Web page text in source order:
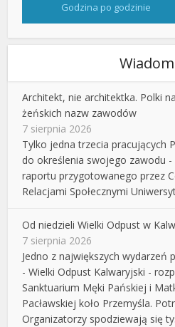
Godzina po godzinie
Architekt, nie architektka. Polki
żeńskich nazw zawodów
7 sierpnia 2026
Tylko jedna trzecia pracujących
do określenia swojego zawodu
raportu przygotowanego przez
Relacjami Społecznymi
Od niedzieli Wielki Odpust w
7 sierpnia 2026
Jedno z największych wydarzeń
- Wielki Odpust Kalwaryjski -
Sanktuarium Męki Pańskiej i
Pacławskiej koło Przemyśla.
Organizatorzy spodziewają się